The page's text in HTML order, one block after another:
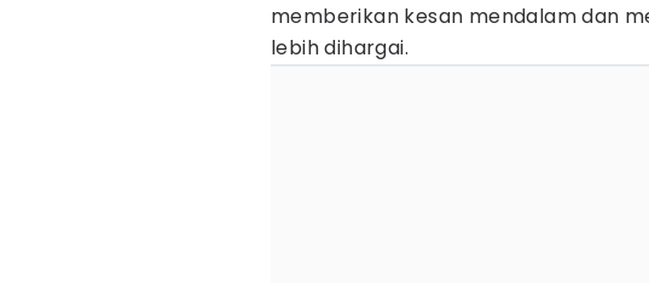
memberikan kesan mendalam dan
lebih dihargai.